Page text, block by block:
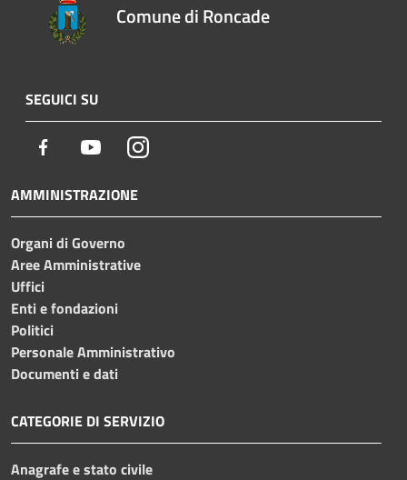
Comune di Roncade
SEGUICI SU
Facebook YoutubeInstagram
AMMINISTRAZIONE
Organi di Governo
Aree Amministrative
Uffici
Enti e fondazioni
Politici
Personale Amministrativo
Documenti e dati
CATEGORIE DI SERVIZIO
Anagrafe e stato civile